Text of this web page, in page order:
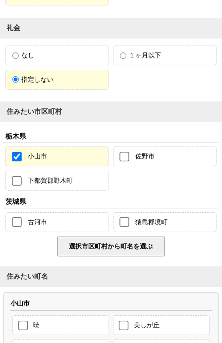
礼金
なし １ヶ月以下
指定しない
住みたい市区町村
栃木県
小山市 佐野市
下都賀郡野木町
茨城県
古河市 猿島郡境町
住みたい町名
小山市
暁 美しが丘